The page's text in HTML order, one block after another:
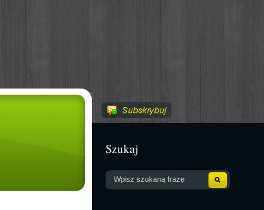
Szukaj